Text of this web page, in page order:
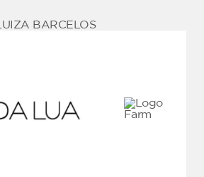
LUIZA BARCELOS